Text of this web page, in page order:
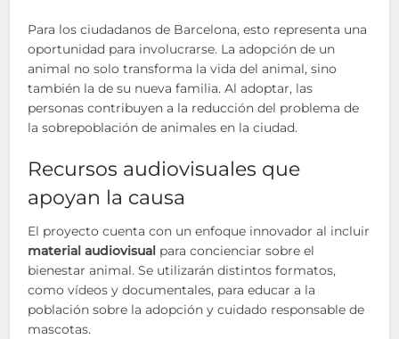
Para los ciudadanos de Barcelona, esto representa una
oportunidad para involucrarse. La adopción de un
animal no solo transforma la vida del animal, sino
también la de su nueva familia. Al adoptar, las
personas contribuyen a la reducción del problema de
la sobrepoblación de animales en la ciudad.
Recursos audiovisuales que
apoyan la causa
El proyecto cuenta con un enfoque innovador al incluir
material audiovisual para concienciar sobre el
bienestar animal. Se utilizarán distintos formatos,
como vídeos y documentales, para educar a la
población sobre la adopción y cuidado responsable de
mascotas.